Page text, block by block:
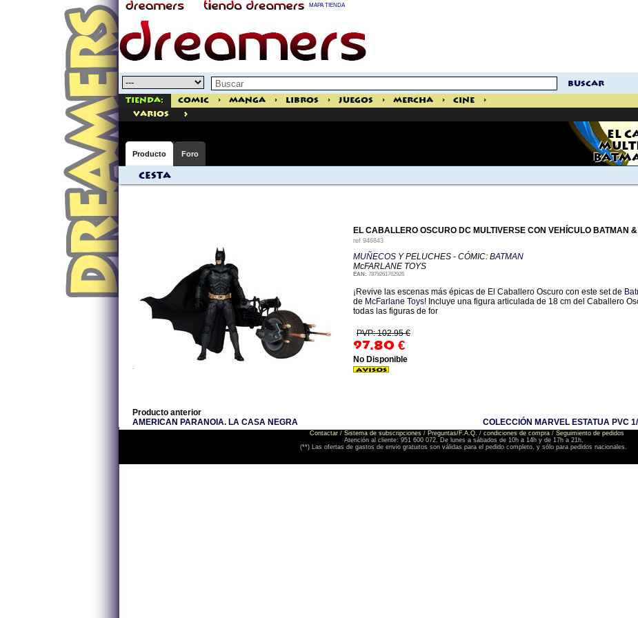
MAPA TIENDA
buscar
Tienda: Comic > Manga > Libros > Juegos > Mercha > Cine
>
varios
>
EL
Producto Foro
Cesta
EL CABALLERO OSCURO DC MULTIVERSE CON VEHÍCULO BATMAN
ref 946843
MUÑECOS Y PELUCHES - CÓMIC: BATMAN
McFARLANE TOYS
EAN: 7879261762926
¡Revive las escenas más épicas de El Caballero Oscuro con este set de
de McFarlane Toys! Incluye una figura articulada de 18 cm del Caballero
todas las figuras de for
PVP: 102.95 €
97.80 €
No Disponible
Producto anterior
AMERICAN PARANOIA. LA CASA NEGRA
COLECCIÓN MARVEL ESTATUA PVC
Contactar / Sistema de subscripciones / Preguntas/F.A.Q. / condiciones de compra / Seguimiento de pedidos
Atención al cliente: 951 600 072. De lunes a sábados de 10h a 14h y de 17h a 21h.
(**) Las ofertas de gastos de envio gratuitos son válidas para el pedido completo, y sólo para pedidos nacionales.